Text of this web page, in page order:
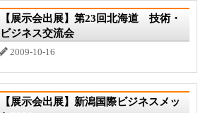
【展示会出展】第23回北海道 技術・
ビジネス交流会
2009-10-16
【展示会出展】新潟国際ビジネスメッ